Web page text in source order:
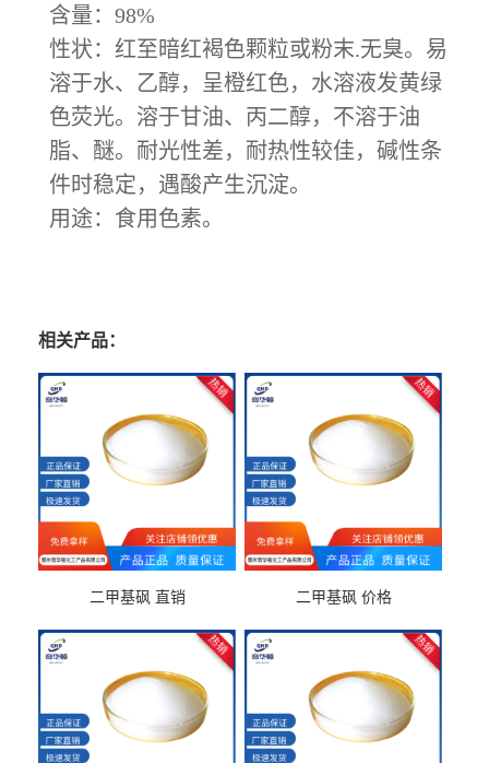
含量： 98%
性状：红至暗红褐色颗粒或粉末.无臭。易
溶于水、乙醇，呈橙红色，水溶液发黄绿
色荧光。溶于甘油、丙二醇，不溶于油
脂、醚。耐光性差，耐热性较佳，碱性条
件时稳定，遇酸产生沉淀。
用途：食用色素。
相关产品：
二甲基砜 直销 二甲基砜 价格